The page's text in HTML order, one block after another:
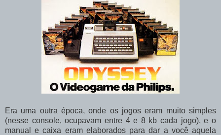
Era uma outra época, onde os jogos eram muito simples
(nesse console, ocupavam entre 4 e 8 kb cada jogo), e o
manual e caixa eram elaborados para dar a você aquela